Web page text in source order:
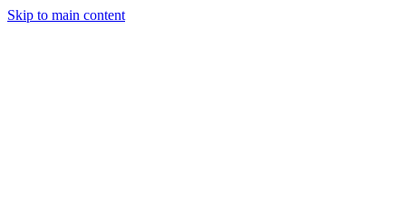
Skip to main content